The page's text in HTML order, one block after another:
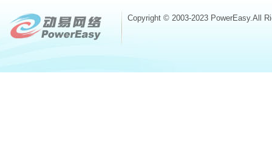
Copyright © 2003-2023 PowerEasy.All